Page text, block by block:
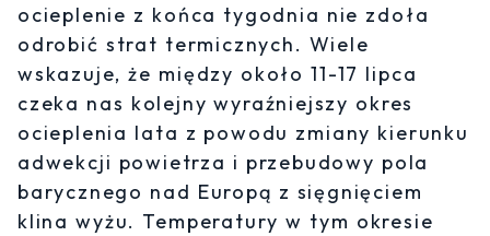
ocieplenie z końca tygodnia nie zdoła
odrobić strat termicznych. Wiele
wskazuje, że między około 11-17 lipca
czeka nas kolejny wyraźniejszy okres
ocieplenia lata z powodu zmiany kierunku
adwekcji powietrza i przebudowy pola
barycznego nad Europą z sięgnięciem
klina wyżu. Temperatury w tym okresie